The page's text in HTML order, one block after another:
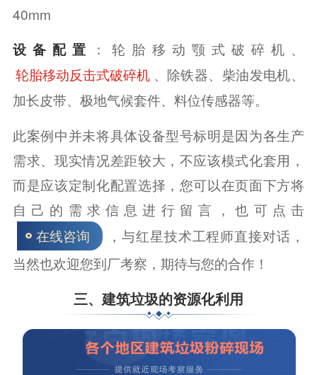
40mm
设备配置
：轮胎移动颚式破碎机、
轮胎移动反击式破碎机 、除铁器、柴油发电机、
加长皮带、极地气候套件、料位传感器等。
此案例中并未将具体设备型号标明是因为各生产
需求、现实情况差距较大，不应该模式化套用，
而是应该定制化配置选择，您可以在页面下方将
自己的需求信息进行留言，也可点击
在线咨询
，与红星技术工程师直接对话，
当然也欢迎您到厂考察，期待与您的合作！
三、建筑垃圾的资源化利用